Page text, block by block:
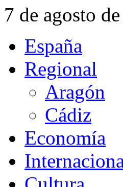
7 de agosto
España
Regional
Aragón
Cádiz
Economía